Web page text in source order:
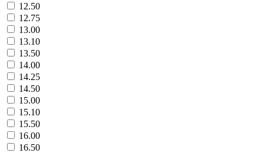
12.50
12.75
13.00
13.10
13.50
14.00
14.25
14.50
15.00
15.10
15.50
16.00
16.50